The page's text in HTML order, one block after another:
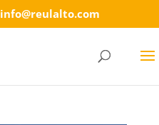
info@reulalto.com